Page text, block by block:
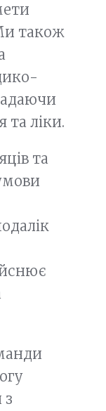
також
та ліки.
та
з